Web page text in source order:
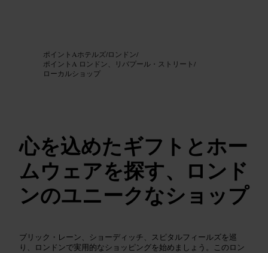
ポイントAホテルズ/ロンドン/
ポイントA ロンドン、リバプール・ストリート/
ローカルショップ
心を込めたギフトとホー
ムウェアを探す、ロンド
ンのユニークなショップ
ブリック・レーン、ショーディッチ、スピタルフィールズを巡
り、ロンドンで実用的なショッピングを始めましょう。このロン